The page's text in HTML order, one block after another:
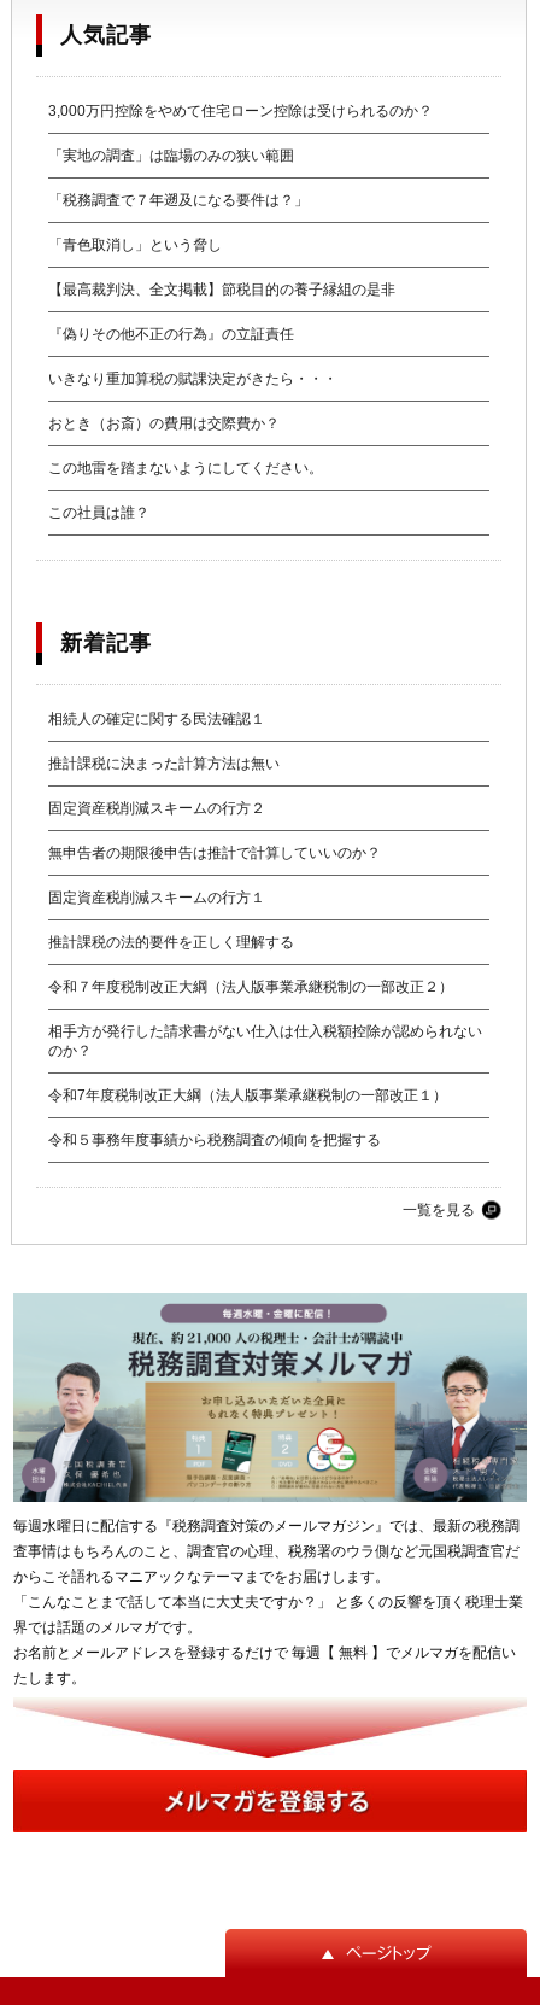
人気記事
3,000万円控除をやめて住宅ローン控除は受けられるのか？
「実地の調査」は臨場のみの狭い範囲
「税務調査で７年遡及になる要件は？」
「青色取消し」という脅し
【最高裁判決、全文掲載】節税目的の養子縁組の是非
『偽りその他不正の行為』の立証責任
いきなり重加算税の賦課決定がきたら・・・
おとき（お斎）の費用は交際費か？
この地雷を踏まないようにしてください。
この社員は誰？
新着記事
相続人の確定に関する民法確認１
推計課税に決まった計算方法は無い
固定資産税削減スキームの行方２
無申告者の期限後申告は推計で計算していいのか？
固定資産税削減スキームの行方１
推計課税の法的要件を正しく理解する
令和７年度税制改正大綱（法人版事業承継税制の一部改正２）
相手方が発行した請求書がない仕入は仕入税額控除が認められない
のか？
令和7年度税制改正大綱（法人版事業承継税制の一部改正１）
令和５事務年度事績から税務調査の傾向を把握する
一覧を見る
毎週水曜日に配信する『税務調査対策のメールマガジン』では、最新の税務調
査事情はもちろんのこと、調査官の心理、税務署のウラ側など元国税調査官だ
からこそ語れるマニアックなテーマまでをお届けします。
「こんなことまで話して本当に大丈夫ですか？」 と多くの反響を頂く税理士業
界では話題のメルマガです。
お名前とメールアドレスを登録するだけで 毎週【 無料 】でメルマガを配信い
たします。